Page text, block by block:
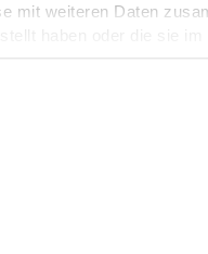
mit weiteren Daten
gesammelt haben.